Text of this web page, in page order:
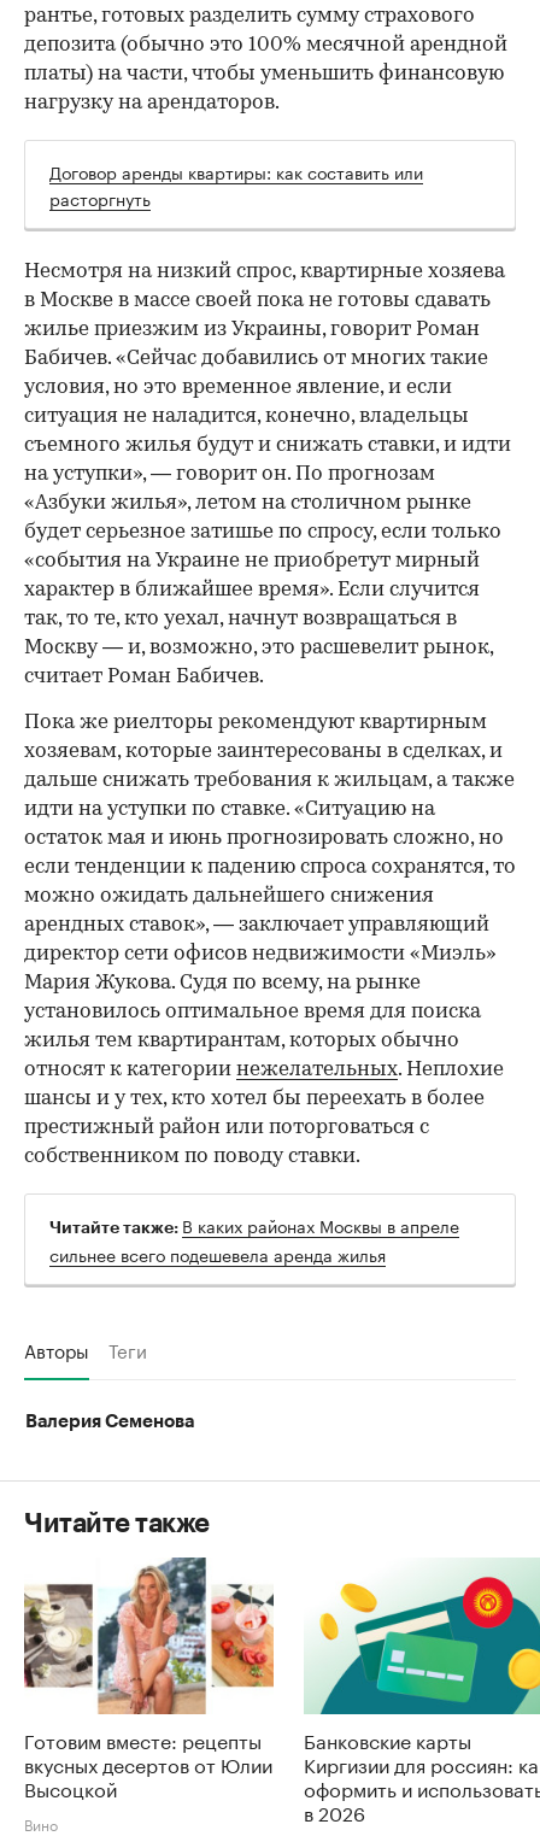
рантье, готовых разделить сумму страхового
депозита (обычно это 100% месячной арендной
платы) на части, чтобы уменьшить финансовую
нагрузку на арендаторов.
Договор аренды квартиры: как составить или
расторгнуть
Несмотря на низкий спрос, квартирные хозяева
в Москве в массе своей пока не готовы сдавать
жилье приезжим из Украины, говорит Роман
Бабичев. «Сейчас добавились от многих такие
условия, но это временное явление, и если
ситуация не наладится, конечно, владельцы
съемного жилья будут и снижать ставки, и идти
на уступки», — говорит он. По прогнозам
«Азбуки жилья», летом на столичном рынке
будет серьезное затишье по спросу, если только
«события на Украине не приобретут мирный
характер в ближайшее время». Если случится
так, то те, кто уехал, начнут возвращаться в
Москву — и, возможно, это расшевелит рынок,
считает Роман Бабичев.
Пока же риелторы рекомендуют квартирным
хозяевам, которые заинтересованы в сделках, и
дальше снижать требования к жильцам, а также
идти на уступки по ставке. «Ситуацию на
остаток мая и июнь прогнозировать сложно, но
если тенденции к падению спроса сохранятся, то
можно ожидать дальнейшего снижения
арендных ставок», — заключает управляющий
директор сети офисов недвижимости «Миэль»
Мария Жукова. Судя по всему, на рынке
установилось оптимальное время для поиска
жилья тем квартирантам, которых обычно
относят к категории нежелательных. Неплохие
шансы и у тех, кто хотел бы переехать в более
престижный район или поторговаться с
собственником по поводу ставки.
Читайте также: В каких районах Москвы в апреле
сильнее всего подешевела аренда жилья
Авторы Теги
Валерия Семенова
Читайте также
Готовим вместе: рецепты
вкусных десертов от Юлии
Высоцкой
Вино
Банковские карты
Киргизии для россиян:
оформить и
в 2026